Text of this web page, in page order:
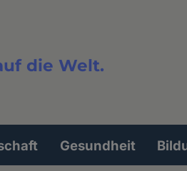
die Welt.
Gesundheit